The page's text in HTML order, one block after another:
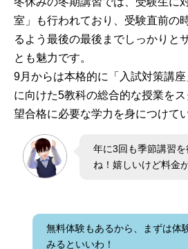
室」も行われており、受験直前の
るよう最後の最後までしっかりと
とも魅力です。
9月からは本格的に「入試対策講
に向けた5教科の総合的な授業を
望合格に必要な学力を身につけて
年に3回も季節講習
ね！嬉しいけど料金
無料体験もあるから、まずは体
みるといいわ！